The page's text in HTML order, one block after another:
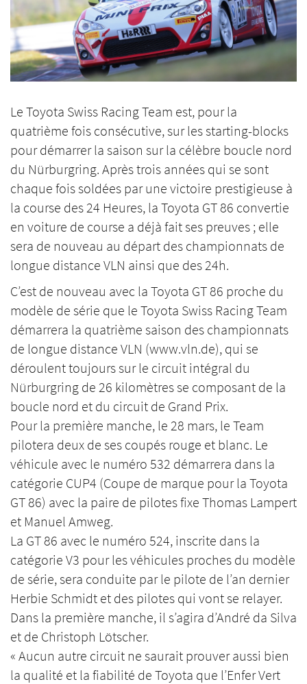
Le Toyota Swiss Racing Team est, pour la
quatrième fois consécutive, sur les starting-blocks
pour démarrer la saison sur la célèbre boucle nord
du Nürburgring. Après trois années qui se sont
chaque fois soldées par une victoire prestigieuse à
la course des 24 Heures, la Toyota GT 86 convertie
en voiture de course a déjà fait ses preuves ; elle
sera de nouveau au départ des championnats de
longue distance VLN ainsi que des 24h.
C’est de nouveau avec la Toyota GT 86 proche du
modèle de série que le Toyota Swiss Racing Team
démarrera la quatrième saison des championnats
de longue distance VLN (www.vln.de), qui se
déroulent toujours sur le circuit intégral du
Nürburgring de 26 kilomètres se composant de la
boucle nord et du circuit de Grand Prix.
Pour la première manche, le 28 mars, le Team
pilotera deux de ses coupés rouge et blanc. Le
véhicule avec le numéro 532 démarrera dans la
catégorie CUP4 (Coupe de marque pour la Toyota
GT 86) avec la paire de pilotes fixe Thomas Lampert
et Manuel Amweg.
La GT 86 avec le numéro 524, inscrite dans la
catégorie V3 pour les véhicules proches du modèle
de série, sera conduite par le pilote de l’an dernier
Herbie Schmidt et des pilotes qui vont se relayer.
Dans la première manche, il s’agira d’André da Silva
et de Christoph Lötscher.
« Aucun autre circuit ne saurait prouver aussi bien
la qualité et la fiabilité de Toyota que l’Enfer Vert